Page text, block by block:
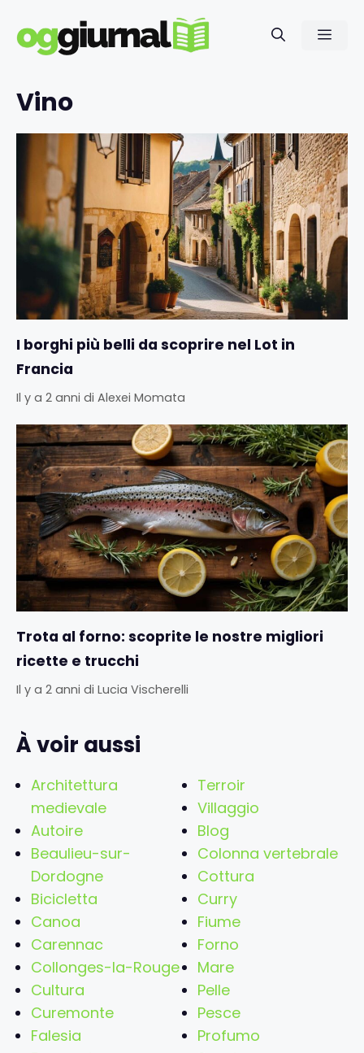
contenuto
Vino
I borghi più belli da scoprire nel Lot in
Francia
Il y a 2 anni di Alexei Momata
Trota al forno: scoprite le nostre migliori
ricette e trucchi
Il y a 2 anni di Lucia Vischerelli
À voir aussi
Architettura
medievale
Autoire
Beaulieu-sur-
Dordogne
Bicicletta
Canoa
Carennac
Collonges-la-Rouge
Cultura
Curemonte
Falesia
Terroir
Villaggio
Blog
Colonna vertebrale
Cottura
Curry
Fiume
Forno
Mare
Pelle
Pesce
Profumo